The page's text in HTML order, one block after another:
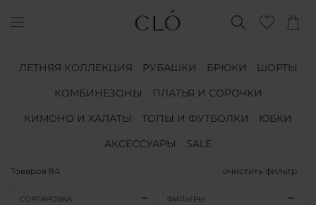
ЛЕТНЯЯ КОЛЛЕКЦИЯ РУБАШКИ БРЮКИ
ШОРТЫ
КОМБИНЕЗОНЫ
ПЛАТЬЯ И СОРОЧКИ
КИМОНО И ХАЛАТЫ
ТОПЫ И ФУТБОЛКИ
ЮБКИ
АКСЕССУАРЫ
SALE
Товаров 84 очистить фильтр
СОРТИРОВКА ФИЛЬТРЫ